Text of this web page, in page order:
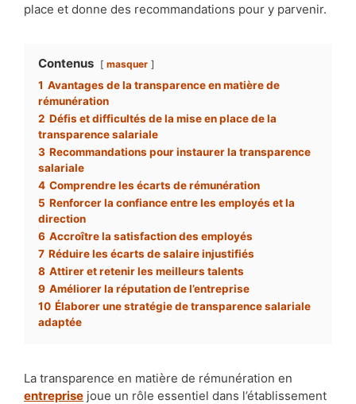
place et donne des recommandations pour y parvenir.
Contenus masquer
1 Avantages de la transparence en matière de
rémunération
2 Défis et difficultés de la mise en place de la
transparence salariale
3 Recommandations pour instaurer la transparence
salariale
4 Comprendre les écarts de rémunération
5 Renforcer la confiance entre les employés et la
direction
6 Accroître la satisfaction des employés
7 Réduire les écarts de salaire injustifiés
8 Attirer et retenir les meilleurs talents
9 Améliorer la réputation de l’entreprise
10 Élaborer une stratégie de transparence salariale
adaptée
La transparence en matière de rémunération en
entreprise joue un rôle essentiel dans l’établissement